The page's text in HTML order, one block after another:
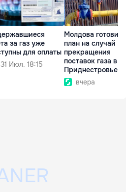
за газ уже
для оплаты
31 Июл. 18:15
Молдова готовит
план на случай
прекращения
поставок газа в
Приднестровье
вчера